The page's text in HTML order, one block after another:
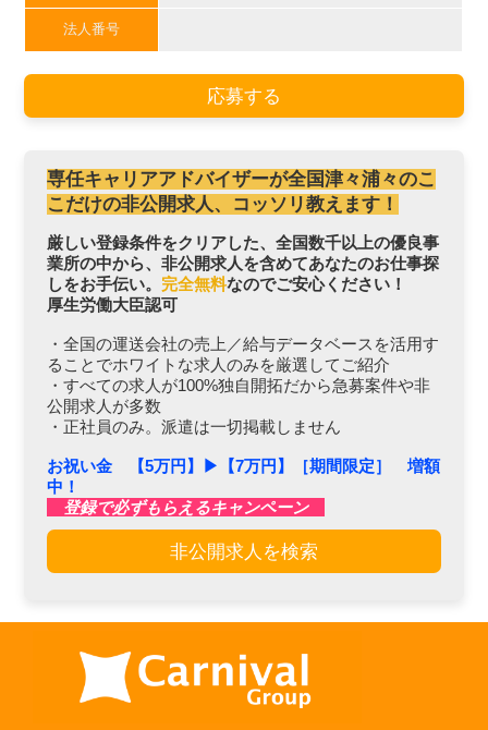
法人番号
応募する
専任キャリアアドバイザーが全国津々浦々のこ
こだけの非公開求人、コッソリ教えます！
厳しい登録条件をクリアした、全国数千以上の優良事
業所の中から、非公開求人を含めてあなたのお仕事探
しをお手伝い。 完全無料なのでご安心ください！
厚生労働大臣認可
・全国の運送会社の売上／給与データベースを活用す
ることでホワイトな求人のみを厳選してご紹介
・すべての求人が100%独自開拓だから急募案件や非
公開求人が多数
・正社員のみ。派遣は一切掲載しません
お祝い金 【5万円】▶︎【7万円】［期間限定］ 増額
中！
登録で必ずもらえるキャンペーン
非公開求人を検索